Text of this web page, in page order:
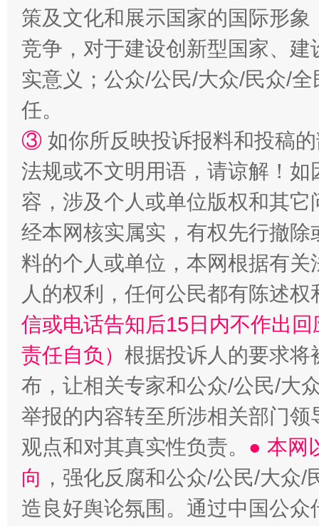
扯下公款旅游的“隐身衣” 如何以
“蜀中异人”王建安的艺术幻境
策及文化和展示国家的国际形
竞争，对于建设创新型国家、
实意义；公众/公民/大众/民众/
任。
③ 如你所反映投诉报料和投稿
法规或不文明用语，请谅解！
容，涉及个人或单位版权和其它
经本网核实属实，有权先行撤
料的个人或单位，本网根据有
人的权利，任何公民都有陈述
信或电话告知后15日内不作出
责任自负） 根据投诉人的要求将
布，让相关专家和公众/公民/大
举报的内容转至所涉相关部门
观点和对其真实性负责。 ● 本网
向 ，强化反腐和公众/公民/大众
造良好舆论氛围。通过中国公